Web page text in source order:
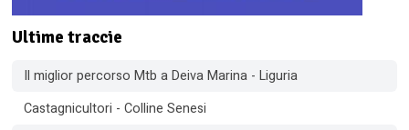
Ultime traccie
Il miglior percorso Mtb a Deiva Marina - Liguria
Castagnicultori - Colline Senesi